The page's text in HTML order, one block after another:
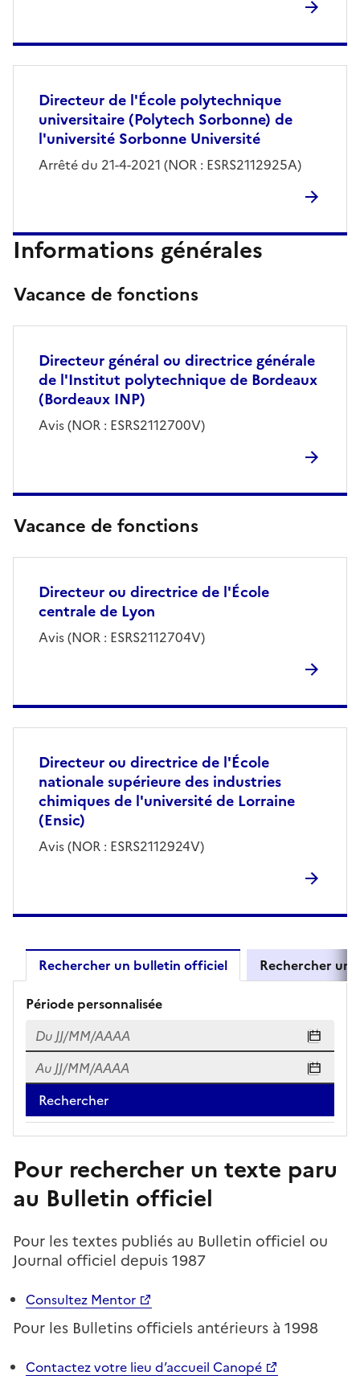
Directeur de l'École polytechnique
universitaire (Polytech Sorbonne) de
l'université Sorbonne Université
Arrêté du 21-4-2021 (NOR : ESRS2112925A)
Informations générales
Vacance de fonctions
Directeur général ou directrice générale
de l'Institut polytechnique de Bordeaux
(Bordeaux INP)
Avis (NOR : ESRS2112700V)
Vacance de fonctions
Directeur ou directrice de l'École
centrale de Lyon
Avis (NOR : ESRS2112704V)
Directeur ou directrice de l'École
nationale supérieure des industries
chimiques de l'université de Lorraine
(Ensic)
Avis (NOR : ESRS2112924V)
Rechercher un bulletin officiel Rechercher un
Résultats de recherche d'un
Période personnalisée
Du
Du JJ/MM/AAAA
Au
Au JJ/MM/AAAA
Pour rechercher un texte paru
au Bulletin officiel
Pour les textes publiés au Bulletin officiel ou
Journal officiel depuis 1987
Consultez Mentor
Pour les Bulletins officiels antérieurs à 1998
Contactez votre lieu d’accueil Canopé